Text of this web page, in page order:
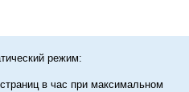
режим:
в час при максимальном